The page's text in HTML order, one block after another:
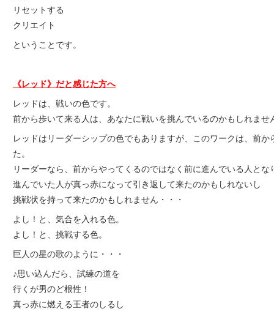
リセットする
クリエイト
ということです。
《レッド》だと感じた方へ
レッドは、戦いの色です。
前から歩いて来る人は、あなたに戦いを挑んでいるのかもしれませ
レッドはリーダーシップの色でもありますが、このワークは、前か
た。
リーダーなら、前からやってくるのではなく前に進んでいる人とな
進んでいた人が真っ赤になって引き返して来たのかもしれないし
挑戦状を持って来たのかもしれません・・・
よし！と、気合を入れる色。
よし！と、挑戦する色。
巨人の星の歌のように・・・
♪思い込んだら、試練の道を
行くが男のど根性！
真っ赤に燃える王者のしるし